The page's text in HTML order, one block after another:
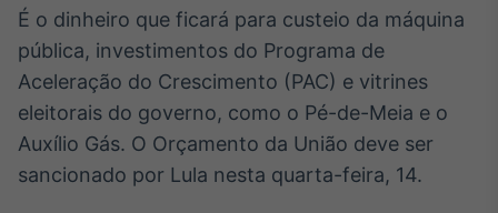
Broadcast
Ticker
Cotações e
headlines de
notícias
É o dinheiro que ficará para custeio da máquina
pública, investimentos do Programa de
Aceleração do Crescimento (PAC) e vitrines
eleitorais do governo, como o Pé-de-Meia e o
Auxílio Gás. O Orçamento da União deve ser
sancionado por Lula nesta quarta-feira, 14.